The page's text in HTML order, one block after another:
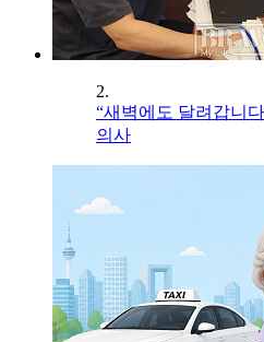
2.
“새벽에도 달려갑니
의사